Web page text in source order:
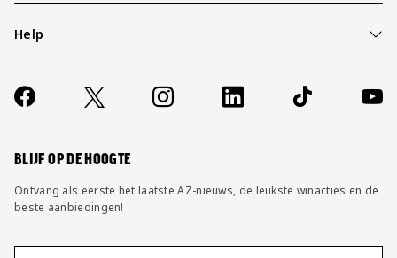
Help
Contact
FAQ
Socials
https://www.facebook.com/AZAlkmaar
X Instagram LinkedIn TikTok
BLIJF OP DE HOOGTE
Ontvang als eerste het laatste AZ-nieuws, de leukste winacties en de
beste aanbiedingen!